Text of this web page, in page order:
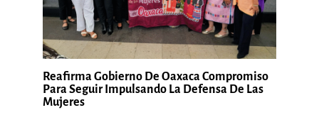
Reafirma Gobierno De Oaxaca Compromiso
Para Seguir Impulsando La Defensa De Las
Mujeres